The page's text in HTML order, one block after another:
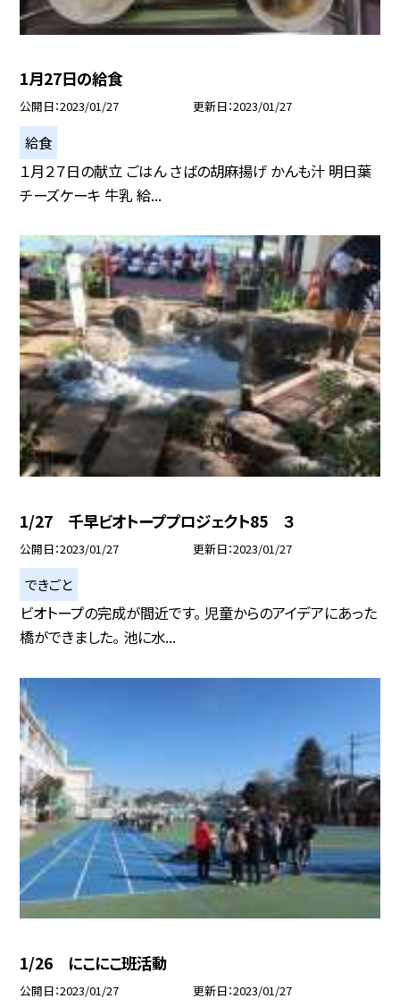
1月27日の給食
公開日 2023/01/27 更新日 2023/01/27
給食
１月２７日の献立 ごはん さばの胡麻揚げ かんも汁 明日葉
チーズケーキ 牛乳 給...
1/27 千早ビオトーププロジェクト85 ３
公開日 2023/01/27 更新日 2023/01/27
できごと
ビオトープの完成が間近です。 児童からのアイデアにあった
橋ができました。 池に水...
1/26 にこにこ班活動
公開日 2023/01/27 更新日 2023/01/27